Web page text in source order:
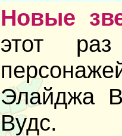
Новые
этот
Элайджа
Вудс.